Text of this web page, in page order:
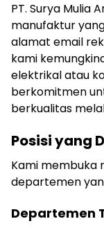
PT. Surya Mulia
manufaktur
alamat email
kami
elektrikal atau
berkomitmen
berkualitas
Posisi yang
Kami membuka
departemen
Departemen